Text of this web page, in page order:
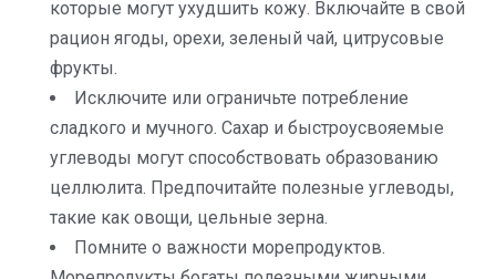
которые могут ухудшить кожу. Включайте в свой
рацион ягоды, орехи, зеленый чай, цитрусовые
фрукты.
Исключите или ограничьте потребление
сладкого и мучного. Сахар и быстроусвояемые
углеводы могут способствовать образованию
целлюлита. Предпочитайте полезные углеводы,
такие как овощи, цельные зерна.
Помните о важности морепродуктов.